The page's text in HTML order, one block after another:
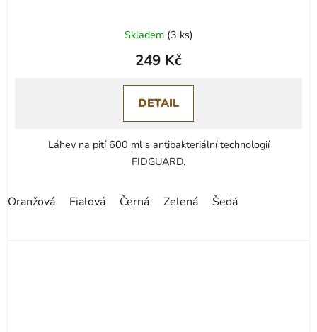
Skladem (3 ks)
249 Kč
DETAIL
Láhev na pití 600 ml s antibakteriální technologií
FIDGUARD.
Oranžová Fialová Černá Zelená Šedá